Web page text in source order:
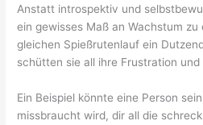
Anstatt introspektiv und
ein gewisses Maß an Wachstum zu
gleichen Spießrutenlauf ein
schütten sie all ihre Frustration
Ein Beispiel könnte eine Person
missbraucht wird, dir all die